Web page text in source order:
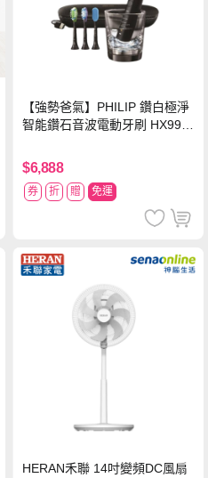
【強勢爸氣】PHILIP 鑽白極淨
智能鑽石音波電動牙刷 HX992
$6,888
券 折 贈 免運
HERAN禾聯 14吋變頻DC風扇